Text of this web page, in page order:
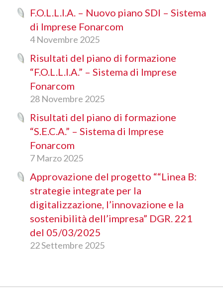
F.O.L.L.I.A. – Nuovo piano SDI – Sistema
di Imprese Fonarcom
4 Novembre 2025
Risultati del piano di formazione
“F.O.L.L.I.A.” – Sistema di Imprese
Fonarcom
28 Novembre 2025
Risultati del piano di formazione
“S.E.C.A.” – Sistema di Imprese
Fonarcom
7 Marzo 2025
Approvazione del progetto ““Linea B:
strategie integrate per la
digitalizzazione, l’innovazione e la
sostenibilità dell’impresa” DGR. 221
del 05/03/2025
22 Settembre 2025